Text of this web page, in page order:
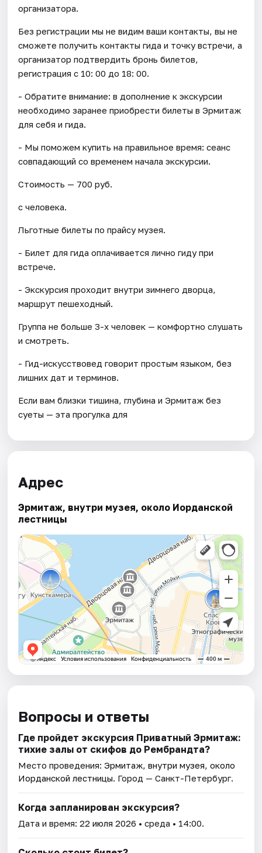
организатора.
Без регистрации мы не видим ваши контакты, вы не
сможете получить контакты гида и точку встречи, а
организатор подтвердить бронь билетов,
регистрация с 10: 00 до 18: 00.
- Обратите внимание: в дополнение к экскурсии
необходимо заранее приобрести билеты в Эрмитаж
для себя и гида.
- Мы поможем купить на правильное время: сеанс
совпадающий со временем начала экскурсии.
Стоимость — 700 руб.
с человека.
Льготные билеты по прайсу музея.
- Билет для гида оплачивается лично гиду при
встрече.
- Экскурсия проходит внутри зимнего дворца,
маршрут пешеходный.
Группа не больше 3-х человек — комфортно слушать
и смотреть.
- Гид-искусствовед говорит простым языком, без
лишних дат и терминов.
Если вам близки тишина, глубина и Эрмитаж без
суеты — эта прогулка для
Адрес
Эрмитаж, внутри музея, около Иорданской
лестницы
Вопросы и ответы
Где пройдет экскурсия Приватный Эрмитаж:
тихие залы от скифов до Рембрандта?
Место проведения:Эрмитаж, внутри музея, около
Иорданской лестницы. Город — Санкт-Петербург.
Когда запланирован экскурсия?
Дата и время:22 июля 2026 • среда • 14:00.